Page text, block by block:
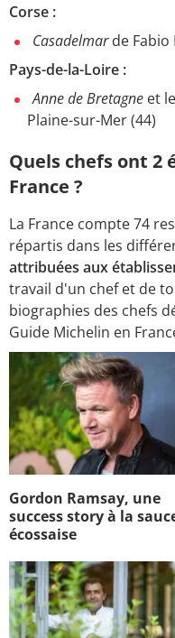
Corse :
Casadelmarde
Pays-de-la-Loire :
Anne de Bretagne et
Plaine-sur-Mer (44)
Quels chefs ont 2
France ?
La France compte 74
répartis dans les
attribuées aux
travail d'un chef et de
biographies des chefs
Guide Michelin en
Gordon Ramsay, une
success story à la
écossaise